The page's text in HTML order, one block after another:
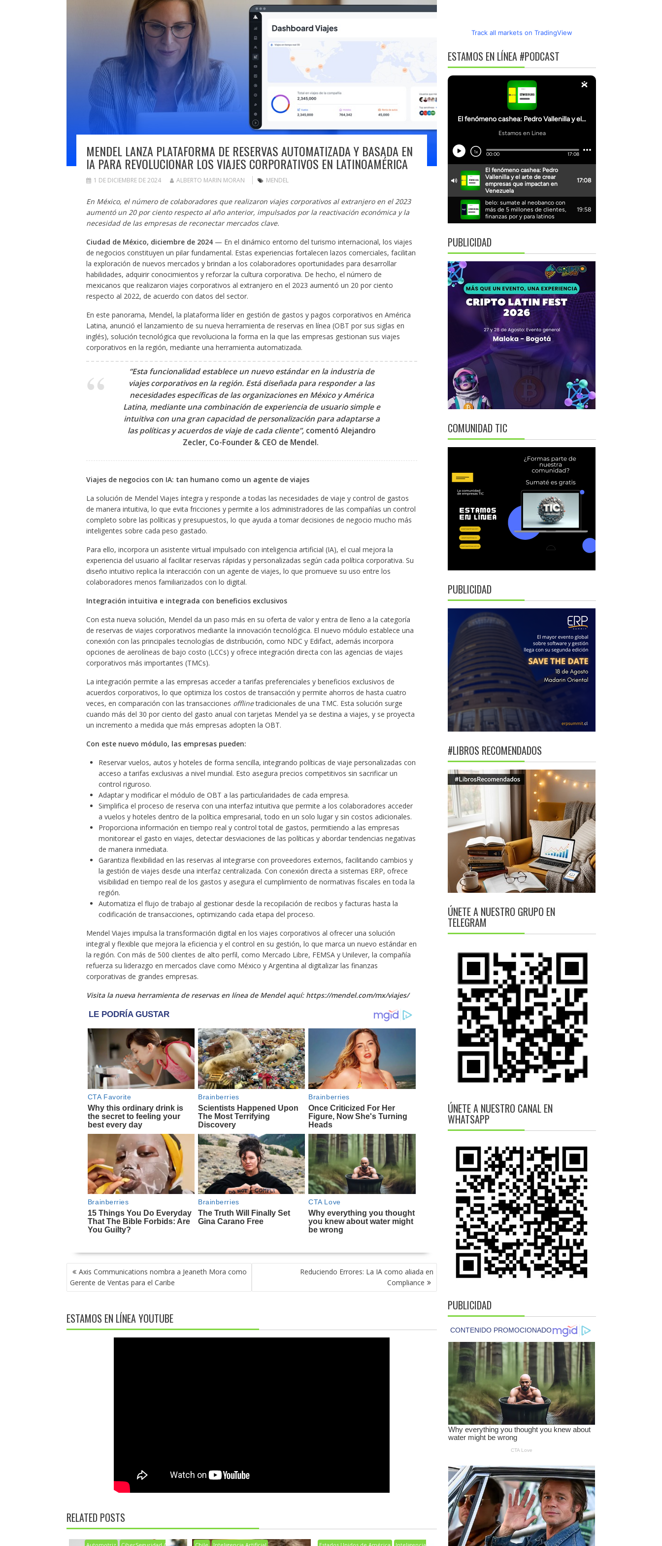
MENDEL LANZA PLATAFORMA DE RESERVAS AUTOMATIZADA Y BASADA EN
IA PARA REVOLUCIONAR LOS VIAJES CORPORATIVOS EN LATINOAMÉRICA
1 DE DICIEMBRE DE 2024 ALBERTO MARIN MORAN MENDEL
En México, el número de colaboradores que realizaron viajes corporativos al extranjero en el 2023
aumentó un 20 por ciento respecto al año anterior, impulsados por la reactivación económica y la
necesidad de las empresas de reconectar mercados clave.
Ciudad de México, diciembre de 2024 — En el dinámico entorno del turismo internacional, los viajes
de negocios constituyen un pilar fundamental. Estas experiencias fortalecen lazos comerciales, facilitan
la exploración de nuevos mercados y brindan a los colaboradores oportunidades para desarrollar
habilidades, adquirir conocimientos y reforzar la cultura corporativa. De hecho, el número de
mexicanos que realizaron viajes corporativos al extranjero en el 2023 aumentó un 20 por ciento
respecto al 2022, de acuerdo con datos del sector.
En este panorama, Mendel, la plataforma líder en gestión de gastos y pagos corporativos en América
Latina, anunció el lanzamiento de su nueva herramienta de reservas en línea (OBT por sus siglas en
inglés), solución tecnológica que revoluciona la forma en la que las empresas gestionan sus viajes
corporativos en la región, mediante una herramienta automatizada.
“Esta funcionalidad establece un nuevo estándar en la industria de
viajes corporativos en la región. Está diseñada para responder a las
necesidades específicas de las organizaciones en México y América
Latina, mediante una combinación de experiencia de usuario simple e
intuitiva con una gran capacidad de personalización para adaptarse a
las políticas y acuerdos de viaje de cada cliente”, comentó Alejandro
Zecler, Co-Founder & CEO de Mendel.
Viajes de negocios con IA: tan humano como un agente de viajes
La solución de Mendel Viajes íntegra y responde a todas las necesidades de viaje y control de gastos
de manera intuitiva, lo que evita fricciones y permite a los administradores de las compañías un control
completo sobre las políticas y presupuestos, lo que ayuda a tomar decisiones de negocio mucho más
inteligentes sobre cada peso gastado.
Para ello, incorpora un asistente virtual impulsado con inteligencia artificial (IA), el cual mejora la
experiencia del usuario al facilitar reservas rápidas y personalizadas según cada política corporativa. Su
diseño intuitivo replica la interacción con un agente de viajes, lo que promueve su uso entre los
colaboradores menos familiarizados con lo digital.
Integración intuitiva e integrada con beneficios exclusivos
Con esta nueva solución, Mendel da un paso más en su oferta de valor y entra de lleno a la categoría
de reservas de viajes corporativos mediante la innovación tecnológica. El nuevo módulo establece una
conexión con las principales tecnologías de distribución, como NDC y Edifact, además incorpora
opciones de aerolíneas de bajo costo (LCCs) y ofrece integración directa con las agencias de viajes
corporativos más importantes (TMCs).
La integración permite a las empresas acceder a tarifas preferenciales y beneficios exclusivos de
acuerdos corporativos, lo que optimiza los costos de transacción y permite ahorros de hasta cuatro
veces, en comparación con las transacciones offlinetradicionales de una TMC. Esta solución surge
cuando más del 30 por ciento del gasto anual con tarjetas Mendel ya se destina a viajes, y se proyecta
un incremento a medida que más empresas adopten la OBT.
Con este nuevo módulo, las empresas pueden:
Reservar vuelos, autos y hoteles de forma sencilla, integrando políticas de viaje personalizadas con
acceso a tarifas exclusivas a nivel mundial. Esto asegura precios competitivos sin sacrificar un
control riguroso.
Adaptar y modificar el módulo de OBT a las particularidades de cada empresa.
Simplifica el proceso de reserva con una interfaz intuitiva que permite a los colaboradores acceder
a vuelos y hoteles dentro de la política empresarial, todo en un solo lugar y sin costos adicionales.
Proporciona información en tiempo real y control total de gastos, permitiendo a las empresas
monitorear el gasto en viajes, detectar desviaciones de las políticas y abordar tendencias negativas
de manera inmediata.
Garantiza flexibilidad en las reservas al integrarse con proveedores externos, facilitando cambios y
la gestión de viajes desde una interfaz centralizada. Con conexión directa a sistemas ERP, ofrece
visibilidad en tiempo real de los gastos y asegura el cumplimiento de normativas fiscales en toda la
región.
Automatiza el flujo de trabajo al gestionar desde la recopilación de recibos y facturas hasta la
codificación de transacciones, optimizando cada etapa del proceso.
Mendel Viajes impulsa la transformación digital en los viajes corporativos al ofrecer una solución
integral y flexible que mejora la eficiencia y el control en su gestión, lo que marca un nuevo estándar en
la región. Con más de 500 clientes de alto perfil, como Mercado Libre, FEMSA y Unilever, la compañía
refuerza su liderazgo en mercados clave como México y Argentina al digitalizar las finanzas
corporativas de grandes empresas.
Visita la nueva herramienta de reservas en línea de Mendel aquí: https://mendel.com/mx/viajes/
NAVEGACIÓN
DE
ENTRADAS
Axis Communications nombra a Jeaneth Mora como
Gerente de Ventas para el Caribe
Reduciendo Errores: La IA como aliada en
Compliance
ESTAMOS EN LÍNEA YOUTUBE
RELATED POSTS
Track all markets on TradingView
ESTAMOS EN LÍNEA #PODCAST
PUBLICIDAD
COMUNIDAD TIC
PUBLICIDAD
#LIBROS RECOMENDADOS
ÚNETE A NUESTRO GRUPO EN
TELEGRAM
ÚNETE A NUESTRO CANAL EN
WHATSAPP
PUBLICIDAD